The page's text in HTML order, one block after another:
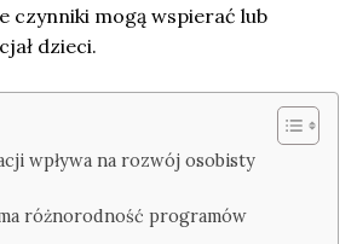
czynniki mogą wspierać lub
dzieci.
wpływa na rozwój osobisty
różnorodność programów